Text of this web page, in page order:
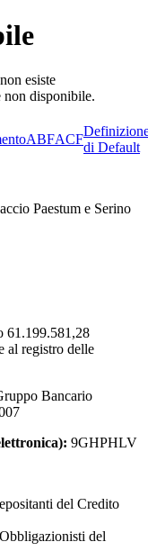
esiste
non disponibile.
ABFACF
di Default
Paestum e Serino
61.199.581,28
al registro delle
Bancario
9GHPHLV
del Credito
del